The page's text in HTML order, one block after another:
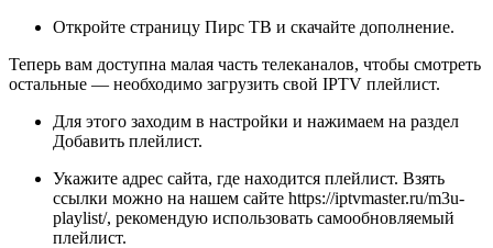
Откройте страницу Пирс ТВ и скачайте дополнение.
Теперь вам доступна малая часть телеканалов, чтобы смотреть
остальные — необходимо загрузить свой IPTV плейлист.
Для этого заходим в настройки и нажимаем на раздел
Добавить плейлист.
Укажите адрес сайта, где находится плейлист. Взять
ссылки можно на нашем сайте https://iptvmaster.ru/m3u-
playlist/, рекомендую использовать самообновляемый
плейлист.